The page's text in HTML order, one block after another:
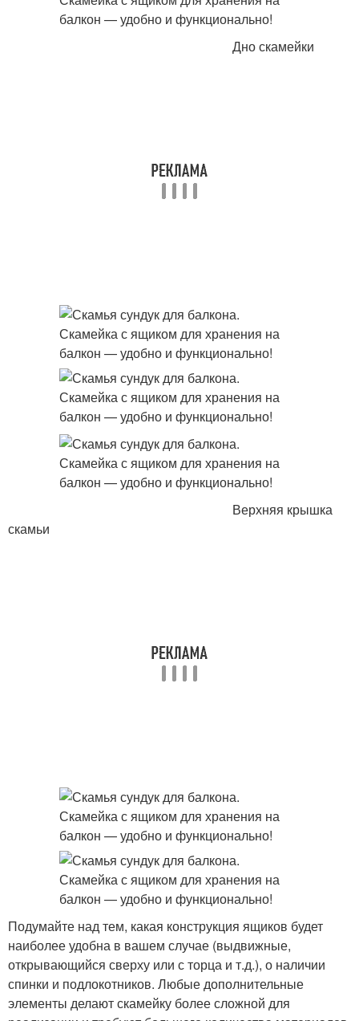
Дно скамейки
Верхняя крышка
скамьи
Подумайте над тем, какая конструкция ящиков будет
наиболее удобна в вашем случае (выдвижные,
открывающийся сверху или с торца и т.д.), о наличии
спинки и подлокотников. Любые дополнительные
элементы делают скамейку более сложной для